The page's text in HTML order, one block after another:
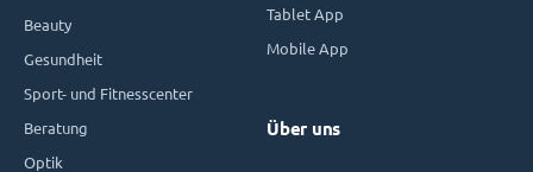
Beauty
Gesundheit
Sport- und Fitnesscenter
Beratung
Optik
Tablet App
Mobile App
Über uns